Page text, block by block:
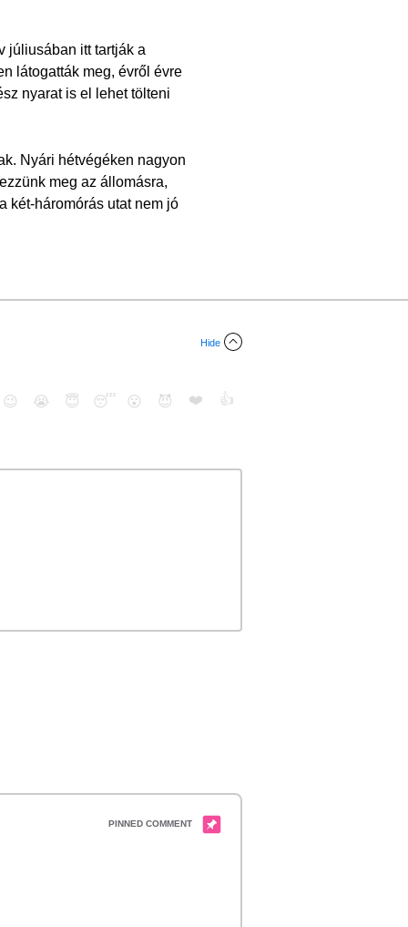
júliusában itt tartják a
látogatták meg, évről évre
nyarat is el lehet tölteni
Nyári hétvégéken nagyon
meg az állomásra,
két-háromórás utat nem jó
Hide
😉 😭 😇 😴 😮 😈 ❤️ 👍